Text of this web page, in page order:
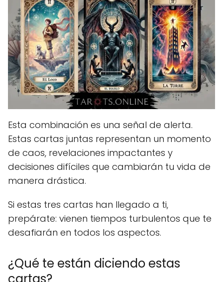
Esta combinación es una señal de alerta.
Estas cartas juntas representan un momento
de caos, revelaciones impactantes y
decisiones difíciles que cambiarán tu vida de
manera drástica.
Si estas tres cartas han llegado a ti,
prepárate: vienen tiempos turbulentos que te
desafiarán en todos los aspectos.
¿Qué te están diciendo estas